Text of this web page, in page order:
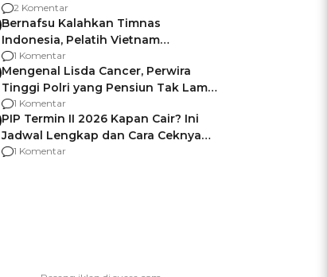
Pemalang
2 Komentar
Bernafsu Kalahkan Timnas
Indonesia, Pelatih Vietnam
Berencana Pakai Jimat di Pakansari
1 Komentar
Mengenal Lisda Cancer, Perwira
Tinggi Polri yang Pensiun Tak Lama
Usai Jadi Brigjen
1 Komentar
PIP Termin II 2026 Kapan Cair? Ini
Jadwal Lengkap dan Cara Ceknya
agar Dana Tidak Hangus!
1 Komentar